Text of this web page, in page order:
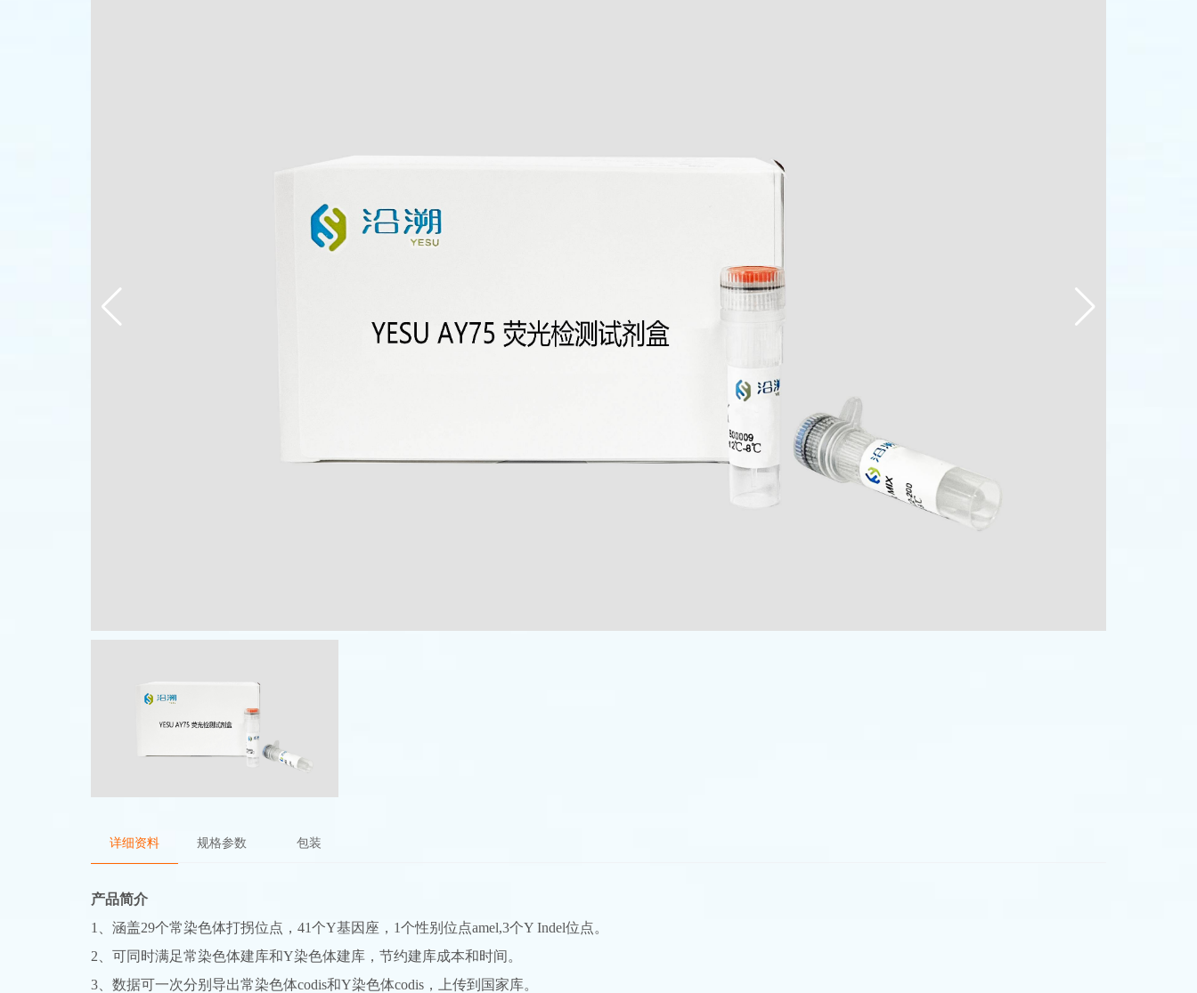
详细资料 规格参数 包装
产品简介
1、涵盖29个常染色体打拐位点，41个Y基因座，1个性别位点amel,3个Y Indel位点。
2、可同时满足常染色体建库和Y染色体建库，节约建库成本和时间。
3、数据可一次分别导出常染色体codis和Y染色体codis，上传到国家库。